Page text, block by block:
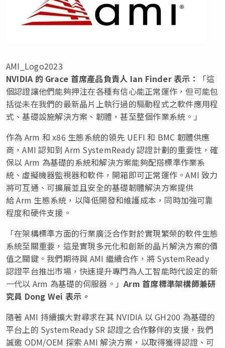
AMI_Logo2023
NVIDIA 的 Grace 首席產品負責人 Ian Finder表示：
「這
個認證讓他們能夠押注在各種有信心能正常運作，但可能包
括從未在我們的最新晶片上執行過的驅動程式之軟件應用程
式、基礎設施解決方案、韌體，甚至整個作業系統。」
作為 Arm 和 x86 生態系統的領先 UEFI 和 BMC 韌體供應
商，AMI 認知到 Arm SystemReady 認證計劃的重要性，確
保以 Arm 為基礎的系統和解決方案能夠配搭標準作業系
統、虛擬機器監視器和軟件，開箱即可正常運作。AMI 致力
將可互通、可擴展並且安全的基礎韌體解決方案提供
給 Arm 生態系統，以降低開發和維護成本，同時加強可靠
程度和硬件支援。
「在架構標準方面的行業廣泛合作對於實現繁榮的軟件生態
系統至關重要，這是實現多元化和創新的晶片解決方案的價
值之關鍵。我們期待與 AMI 繼續合作，將 SystemReady
認證平台推出市場，快速提升專門為人工智能時代設定的新
一代以 Arm 為基礎的伺服器。」Arm 首席標準架構師兼研
究員 Dong Wei 表示 。
隨著 AMI 持續擴大對尋求在其 NVIDIA 以 GH200 為基礎的
平台上的 SystemReady SR 認證之合作夥伴的支援，我們
誠邀 ODM/OEM 探索 AMI 解決方案，以取得獲得認證、可